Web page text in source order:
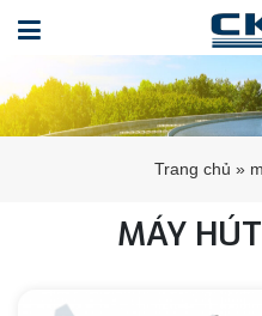
Trang chủ »
MÁY